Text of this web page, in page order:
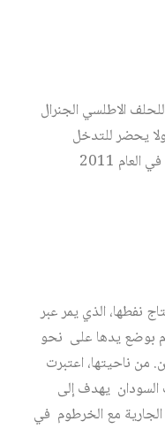
الاطلسي الجنرال
يحضر للتدخل
عسكرياً في سورية كما حصل في ليبيا في العام 2011
نفطها، الذي يمر عبر
بوضع يدها على نحو
من ناحيتها، اعتبرت
السودان يهدف إلى
مع الخرطوم في